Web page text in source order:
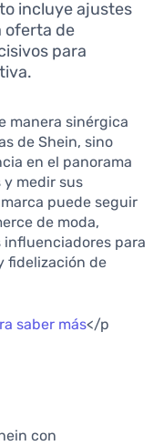
incluye ajustes
oferta de
para
manera sinérgica
de Shein, sino
en el panorama
medir sus
puede seguir
de moda,
para
fidelización de
saber más</p
con